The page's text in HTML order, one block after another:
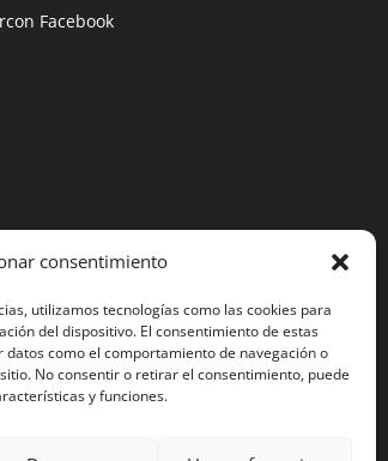
consentimiento
utilizamos tecnologías como las cookies para
del dispositivo. El consentimiento de estas
como el comportamiento de navegación o
No consentir o retirar el consentimiento, puede
y funciones.
Facebook